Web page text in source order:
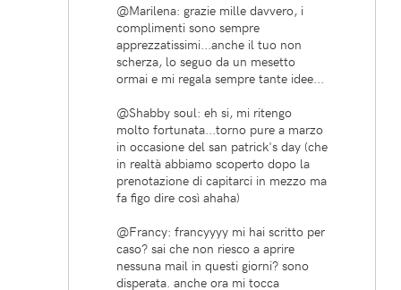
@Marilena: grazie mille davvero, i
complimenti sono sempre
apprezzatissimi...anche il tuo non
scherza, lo seguo da un mesetto
ormai e mi regala sempre tante idee...
@Shabby soul: eh si, mi ritengo
molto fortunata...torno pure a marzo
in occasione del san patrick's day (che
in realtà abbiamo scoperto dopo la
prenotazione di capitarci in mezzo ma
fa figo dire così ahaha)
@Francy: francyyyy mi hai scritto per
caso? sai che non riesco a aprire
nessuna mail in questi giorni? sono
disperata. anche ora mi tocca